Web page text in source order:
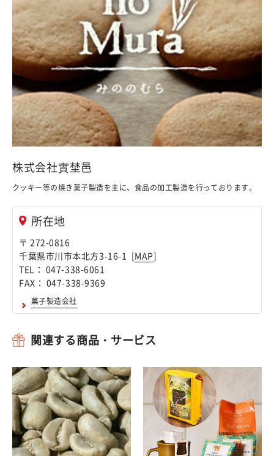
株式会社實埜邑
クッキー等の焼き菓子製造を主に、食品の加工製造を行っております。
所在地
〒 272-0816
千葉県市川市本北方3-16-1 [MAP]
TEL： 047-338-6061
FAX： 047-338-9369
菓子製造会社
関連する商品・サービス